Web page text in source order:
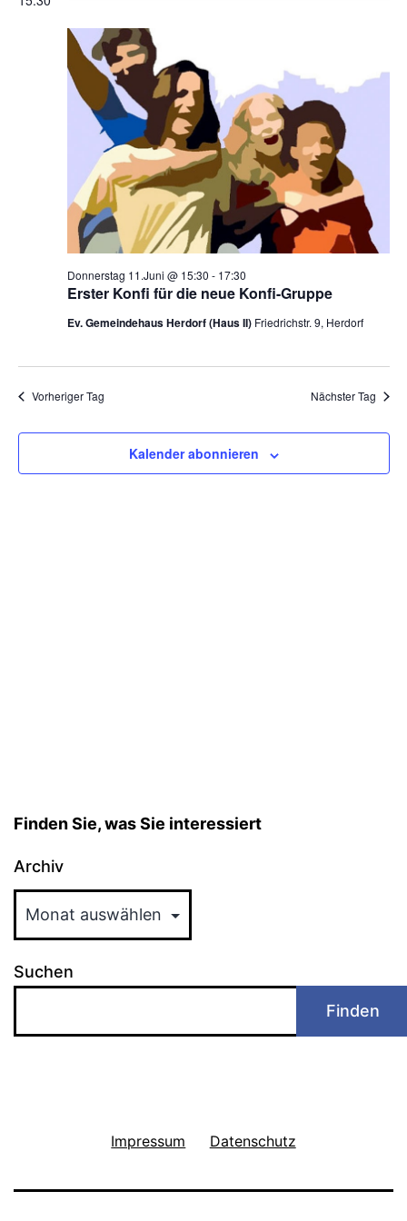
für
Donnerstag
11.Juni
2026
Erster Konfi für die neue Konfi-Gruppe
Donnerstag 11.Juni @ 15:30 - 17:30
Ev. Gemeindehaus Herdorf (Haus II) Friedrichstr. 9, Herdorf
Vorheriger Tag Nächster Tag
Kalender abonnieren
Finden Sie, was Sie interessiert
Archiv
Suchen
Finden
Impressum Datenschutz